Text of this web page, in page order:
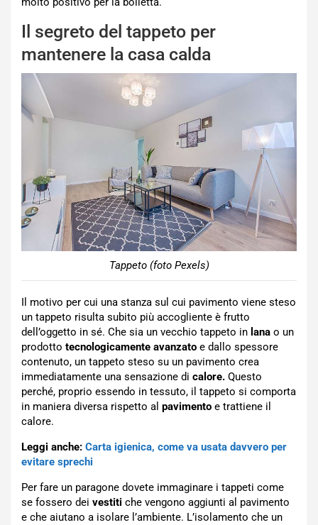
Il segreto del tappeto per
mantenere la casa calda
Tappeto (foto Pexels)
Il motivo per cui una stanza sul cui pavimento viene steso
un tappeto risulta subito più accogliente è frutto
dell’oggetto in sé. Che sia un vecchio tappeto in lana o un
prodotto tecnologicamente avanzato e dallo spessore
contenuto, un tappeto steso su un pavimento crea
immediatamente una sensazione di calore. Questo
perché, proprio essendo in tessuto, il tappeto si comporta
in maniera diversa rispetto al pavimento e trattiene il
calore.
Leggi anche: Carta igienica, come va usata davvero per
evitare sprechi
Per fare un paragone dovete immaginare i tappeti come
se fossero dei vestiti che vengono aggiunti al pavimento
e che aiutano a isolare l’ambiente. L’isolamento che un